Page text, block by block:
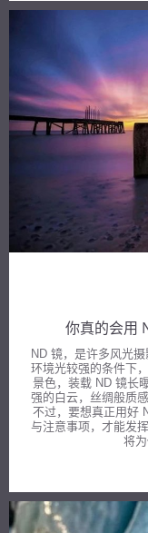
你真的会用
ND 镜，是许多风光
环境光较强的条件下
景色，装载 ND 镜长
强的白云，丝绸般质
不过，要想真正用好
与注意事项，才能发
将